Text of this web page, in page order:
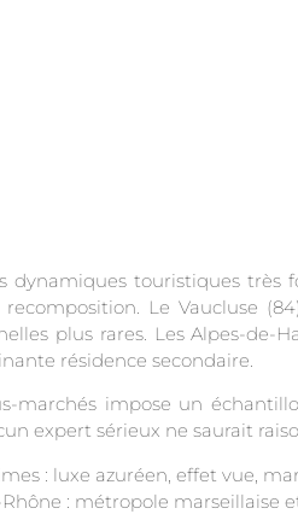
dynamiques touristiques très
Le Vaucluse
plus rares. Les Alpes-
résidence secondaire.
marchés impose un
expert sérieux ne saurait
: luxe azuréen, effet vue,
: métropole marseillaise